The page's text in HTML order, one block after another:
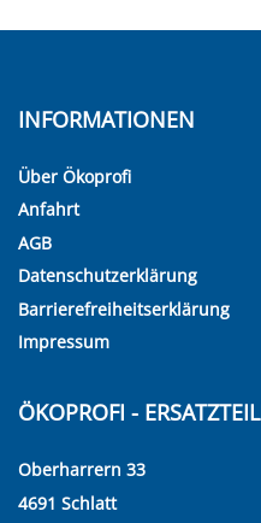
INFORMATIONEN
Über Ökoprofi
Anfahrt
AGB
Datenschutzerklärung
Barrierefreiheitserklärung
Impressum
ÖKOPROFI -
Oberharrern 33
4691 Schlatt